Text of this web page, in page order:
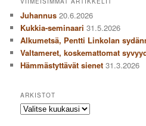
Juhannus 20.6.2026
Kukkia-seminaari 31.5.2026
Alkumetsä, Pentti Linkolan
Valtameret, koskemattomat
Hämmästyttävät sienet 31.3.2026
ARKISTOT
Arkistot